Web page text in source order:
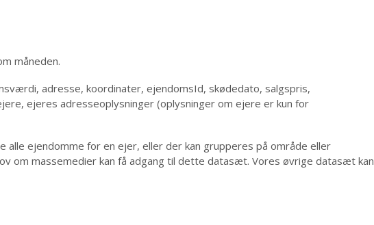
måneden.
adresse, koordinater, ejendomsId, skødedato, salgspris,
ejeres adresseoplysninger (oplysninger om ejere er kun for
ejendomme for en ejer, eller der kan grupperes på område eller
om massemedier kan få adgang til dette datasæt. Vores øvrige datasæt kan